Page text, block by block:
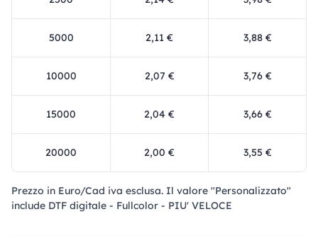
5000 2,11 € 3,88 €
10000 2,07 € 3,76 €
15000 2,04 € 3,66 €
20000 2,00 € 3,55 €
Prezzo in Euro/Cad iva esclusa. Il valore "Personalizzato"
include DTF digitale - Fullcolor - PIU' VELOCE